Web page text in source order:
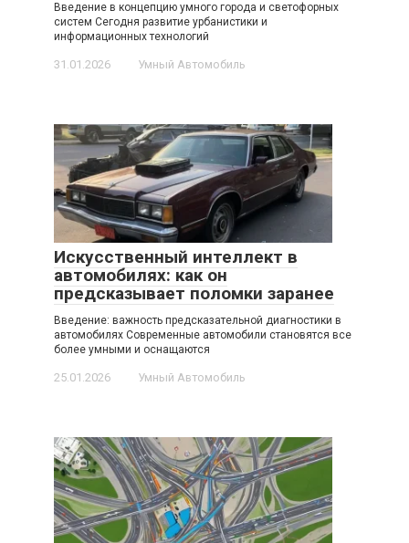
Введение в концепцию умного города и светофорных
систем Сегодня развитие урбанистики и
информационных технологий
31.01.2026 Умный Автомобиль
Искусственный интеллект в
автомобилях: как он
предсказывает поломки заранее
Введение: важность предсказательной диагностики в
автомобилях Современные автомобили становятся все
более умными и оснащаются
25.01.2026 Умный Автомобиль